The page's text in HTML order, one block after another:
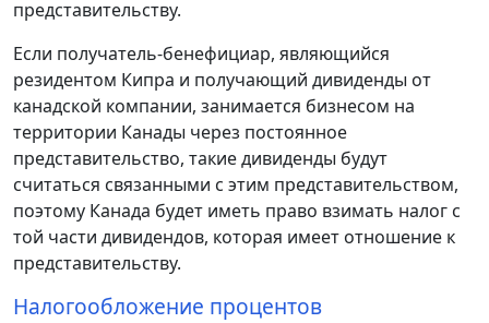
представительству.
Если получатель-бенефициар, являющийся
резидентом Кипра и получающий дивиденды от
канадской компании, занимается бизнесом на
территории Канады через постоянное
представительство, такие дивиденды будут
считаться связанными с этим представительством,
поэтому Канада будет иметь право взимать налог с
той части дивидендов, которая имеет отношение к
представительству.
Налогообложение процентов